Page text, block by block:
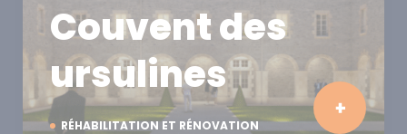
RÉHABILITATION ET RÉNOVATION
Couvent des
ursulines